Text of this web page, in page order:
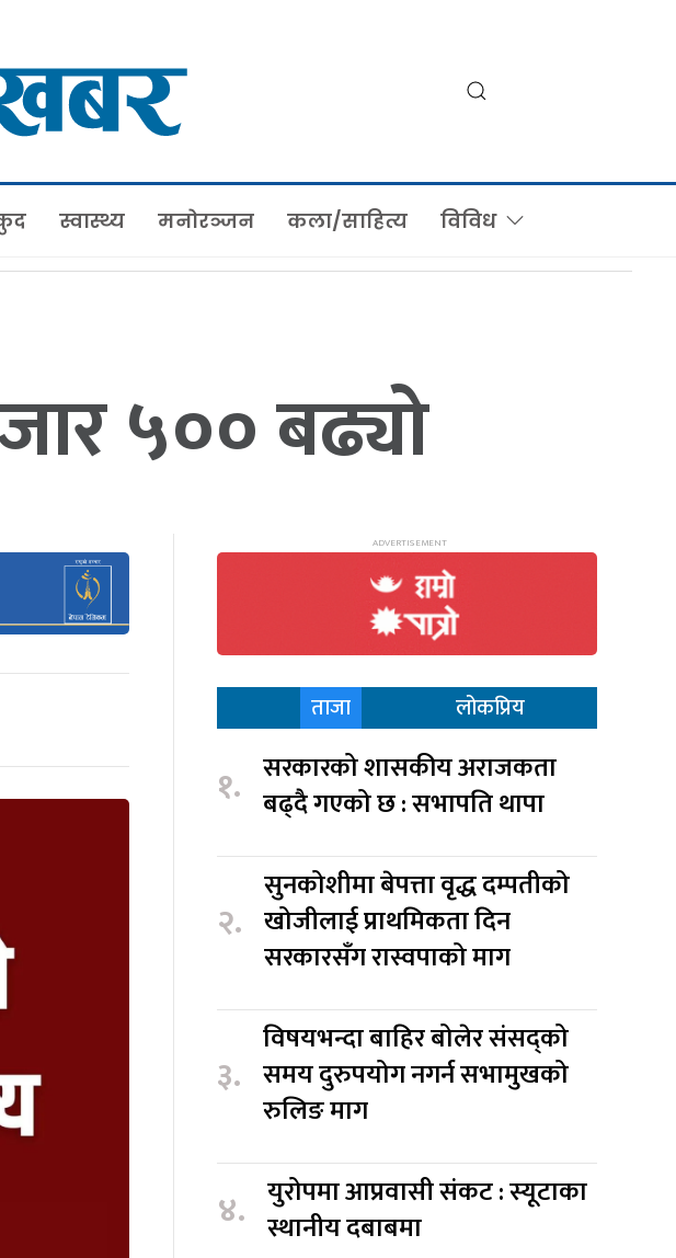
स्वास्थ्य मनोरञ्जन कला/साहित्य विविध
५०० बढ्यो
ताजा लोकप्रिय
१. सरकारको शासकीय अराजकता
बढ्दै गएको छ : सभापति थापा
२.
सुनकोशीमा बेपत्ता वृद्ध दम्पतीको
खोजीलाई प्राथमिकता दिन
सरकारसँग रास्वपाको माग
३.
विषयभन्दा बाहिर बोलेर संसद्को
समय दुरुपयोग नगर्न सभामुखको
रुलिङ माग
४. युरोपमा आप्रवासी संकट : स्यूटाका
स्थानीय दबाबमा